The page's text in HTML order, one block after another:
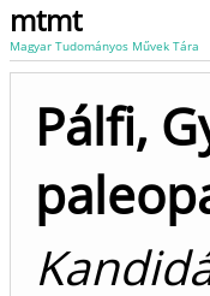
mtmt
Magyar Tudományos Művek Tára
Pálfi,